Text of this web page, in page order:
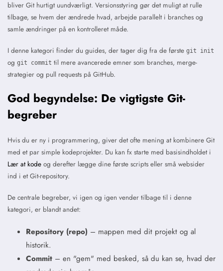
bliver Git hurtigt uundværligt. Versionsstyring gør det muligt at rulle
tilbage, se hvem der ændrede hvad, arbejde parallelt i branches og
samle ændringer på en kontrolleret måde.
I denne kategori finder du guides, der tager dig fra de første git init
og git commit til mere avancerede emner som branches, merge-
strategier og pull requests på GitHub.
God begyndelse: De vigtigste Git-
begreber
Hvis du er ny i programmering, giver det ofte mening at kombinere Git
med et par simple kodeprojekter. Du kan fx starte med basisindholdet i
Lær at kode og derefter lægge dine første scripts eller små websider
ind i et Git-repository.
De centrale begreber, vi igen og igen vender tilbage til i denne
kategori, er blandt andet:
Repository (repo) – mappen med dit projekt og al
historik.
Commit– en "gem" med besked, så du kan se, hvad der